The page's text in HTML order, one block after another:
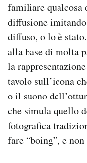
familiare qualcosa
diffusione
diffuso, o lo è
alla base di molta
la
tavolo sull’icona
o il suono
che simula quello
fotografica
fare “boing”, e